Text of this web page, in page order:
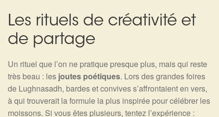
Les rituels de créativité et
de partage
Un rituel que l’on ne pratique presque plus, mais qui reste
très beau : les joutes poétiques. Lors des grandes foires
de Lughnasadh, bardes et convives s’affrontaient en vers,
à qui trouverait la formule la plus inspirée pour célébrer les
moissons. Si vous êtes plusieurs, tentez l’expérience :